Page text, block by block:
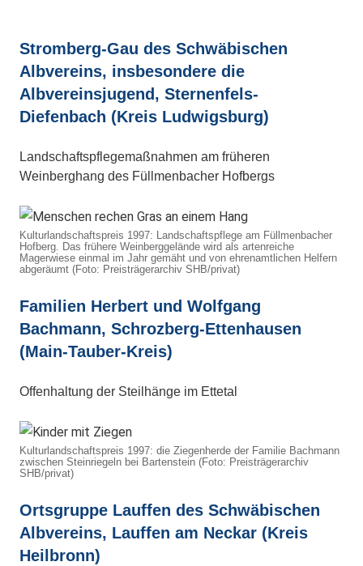
Stromberg-Gau des Schwäbischen
Albvereins, insbesondere die
Albvereinsjugend, Sternenfels-
Diefenbach (Kreis Ludwigsburg)
Landschaftspflegemaßnahmen am früheren
Weinberghang des Füllmenbacher Hofbergs
Kulturlandschaftspreis 1997: Landschaftspflege am Füllmenbacher
Hofberg. Das frühere Weinberggelände wird als artenreiche
Magerwiese einmal im Jahr gemäht und von ehrenamtlichen Helfern
abgeräumt (Foto: Preisträgerarchiv SHB/privat)
Familien Herbert und Wolfgang
Bachmann, Schrozberg-Ettenhausen
(Main-Tauber-Kreis)
Offenhaltung der Steilhänge im Ettetal
Kulturlandschaftspreis 1997: die Ziegenherde der Familie Bachmann
zwischen Steinriegeln bei Bartenstein (Foto: Preisträgerarchiv
SHB/privat)
Ortsgruppe Lauffen des Schwäbischen
Albvereins, Lauffen am Neckar (Kreis
Heilbronn)